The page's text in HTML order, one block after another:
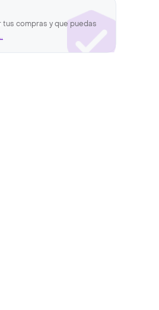
compras y que puedas